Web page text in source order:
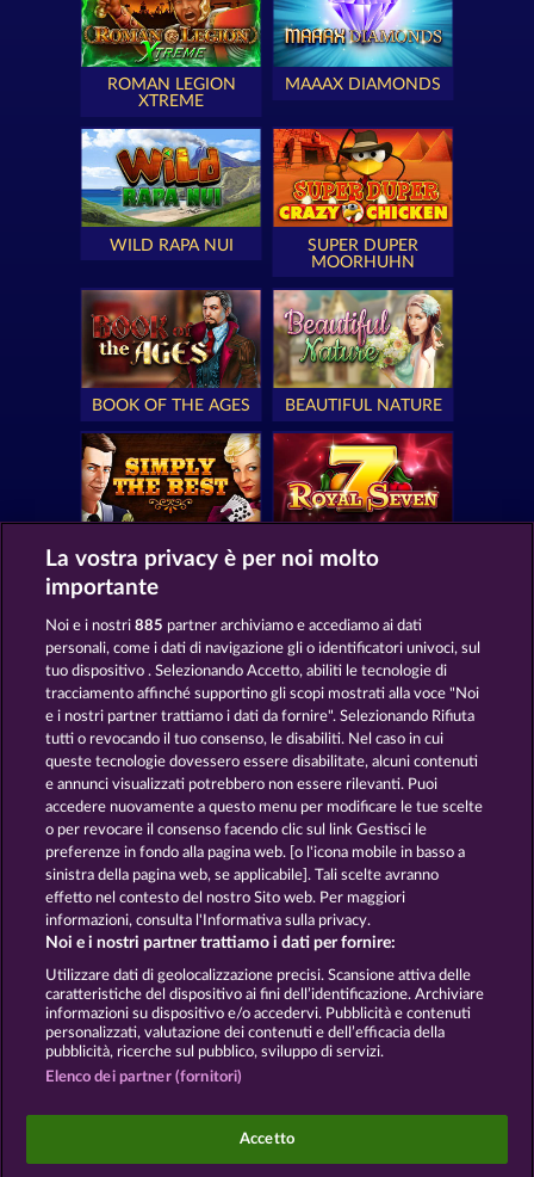
ROMAN LEGION
XTREME
MAAAX DIAMONDS
WILD RAPA NUI
SUPER DUPER
MOORHUHN
BOOK OF THE AGES BEAUTIFUL NATURE
SIMPLY THE BEST ROYAL SEVEN
GOLDEN EI OF
MOORHUHN
FOREVER
DIAMONDS
Mostra tutti i giochi
Termini e condizioni
Informativa sulla privacy e cookies
Note legali Società FAQ
Invia richiesta di recesso
I giochi social da casinò sono volti esclusivamente
all'intrattenimento e non esercitano alcuna
La vostra privacy è per noi molto
importante
Noi e i nostri885 partner archiviamo e accediamo ai dati
personali, come i dati di navigazione gli o identificatori univoci, sul
tuo dispositivo . Selezionando Accetto, abiliti le tecnologie di
tracciamento affinché supportino gli scopi mostrati alla voce "Noi
e i nostri partner trattiamo i dati da fornire". Selezionando Rifiuta
tutti o revocando il tuo consenso, le disabiliti. Nel caso in cui
queste tecnologie dovessero essere disabilitate, alcuni contenuti
e annunci visualizzati potrebbero non essere rilevanti. Puoi
accedere nuovamente a questo menu per modificare le tue scelte
o per revocare il consenso facendo clic sul link Gestisci le
preferenze in fondo alla pagina web. [o l'icona mobile in basso a
sinistra della pagina web, se applicabile]. Tali scelte avranno
effetto nel contesto del nostro Sito web. Per maggiori
informazioni, consulta l'Informativa sulla privacy.
Noi e i nostri partner trattiamo i dati per fornire:
Utilizzare dati di geolocalizzazione precisi. Scansione attiva delle
caratteristiche del dispositivo ai fini dell’identificazione. Archiviare
informazioni su dispositivo e/o accedervi. Pubblicità e contenuti
personalizzati, valutazione dei contenuti e dell’efficacia della
pubblicità, ricerche sul pubblico, sviluppo di servizi.
Elenco dei partner (fornitori)
Accetto